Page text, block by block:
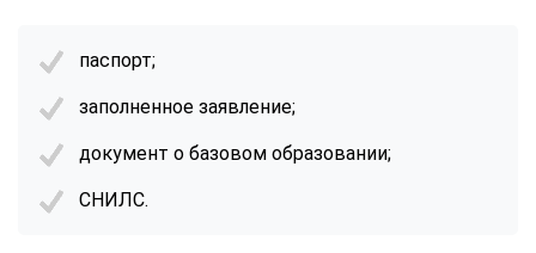
паспорт;
заполненное заявление;
документ о базовом образовании;
СНИЛС.